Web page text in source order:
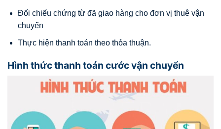
Đối chiếu chứng từ đã giao hàng cho đơn vị thuê vận
chuyển
Thực hiện thanh toán theo thỏa thuận.
Hình thức thanh toán cước vận chuyển